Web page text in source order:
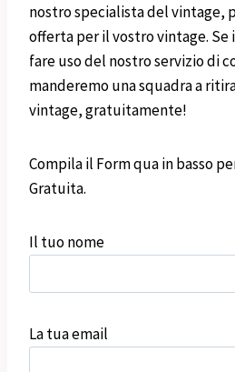
nostro specialista del vintage,
offerta per il vostro vintage.
fare uso del nostro servizio di
manderemo una squadra a
vintage, gratuitamente!
Compila il Form qua in basso
Gratuita.
Il tuo nome
La tua email